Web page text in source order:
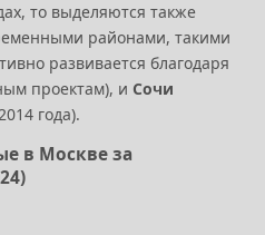
то выделяются также
районами, такими
развивается благодаря
проектам), и Сочи
года).
в Москве за